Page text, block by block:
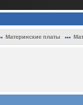
Материнские платы